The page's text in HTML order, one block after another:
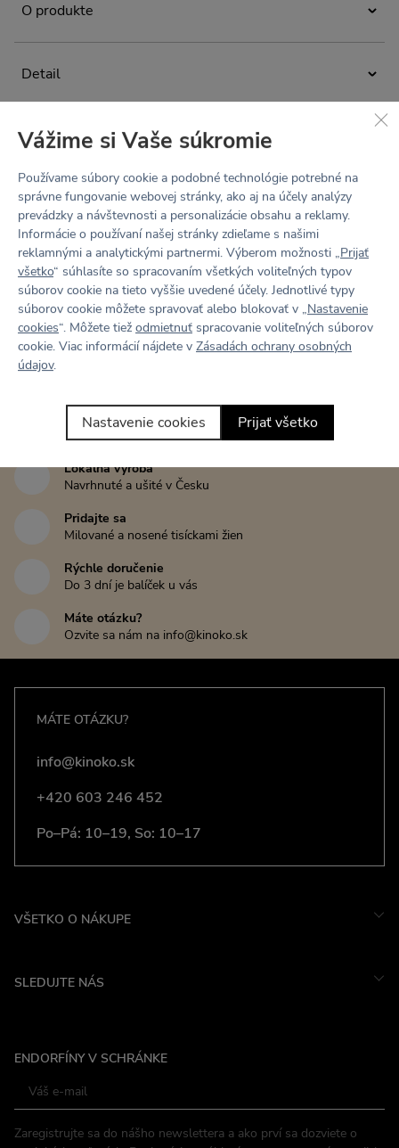
O produkte
Minimalistické crop top tričko na bežné nosenie aj workouty.
a jednoduchý strih dokonale podčiarkne krásu každej
postavy. Ľahký, zamatovo hebký materiál Hug vás zahalí do
nálady, alebo ho nechať samostatne zažiariť ako hlavný
kúsok vášho outfitu.
Detail
crop top tričko
krátke rukávy
vysoký priekrčník
navrhnuté a ušité v Česku
Tabuľka veľkostí
Materiál
Recyklovaný hug materiál
Zloženie: 83% recyklovaný polyamid, 17% elastan
second skin - ľahký, zamatovo jemný, hebký na dotyk
ako druhá koža
4-Way Stretch - elastický všetkými smermi
wicking finish - rýchloschnúci, odvádza pot a vlhkosť od
tela
Údržba a starostlivosť
Prať na 30 °C. Nebieliť. Nesušiť v bubnovej sušičke.
Nežehliť. Chemicky nečistiť. Nepoužívať aviváž, športové
odevy potom strácajú svoju funkčnosť.
Recenzie
Buď prvý
Napísať recenziu
Lokálna výroba
Navrhnuté a ušité v Česku
Pridajte sa
Milované a nosené tisíckami žien
Rýchle doručenie
Do 3 dní je balíček u vás
Máte otázku?
Ozvite sa nám na info@kinoko.sk
MÁTE OTÁZKU?
info@kinoko.sk
+420 603 246 452
Po–Pá: 10–19, So: 10–17
VŠETKO O NÁKUPE
SLEDUJTE NÁS
Facebook
ENDORFÍNY V SCHRÁNKE
Zaregistrujte sa do nášho newslettera a ako prví sa dozviete o
Vážime si Vaše súkromie
Používame súbory cookie a podobné technológie potrebné na
správne fungovanie webovej stránky, ako aj na účely analýzy
prevádzky a návštevnosti a personalizácie obsahu a reklamy.
Informácie o používaní našej stránky zdieľame s našimi
reklamnými a analytickými partnermi. Výberom možnosti „Prijať
všetko“ súhlasíte so spracovaním všetkých voliteľných typov
súborov cookie na tieto vyššie uvedené účely. Jednotlivé typy
súborov cookie môžete spravovať alebo blokovať v „Nastavenie
cookies“. Môžete tiež odmietnuť spracovanie voliteľných súborov
cookie. Viac informácií nájdete v Zásadách ochrany osobných
údajov.
Nastavenie cookies Prijať všetko